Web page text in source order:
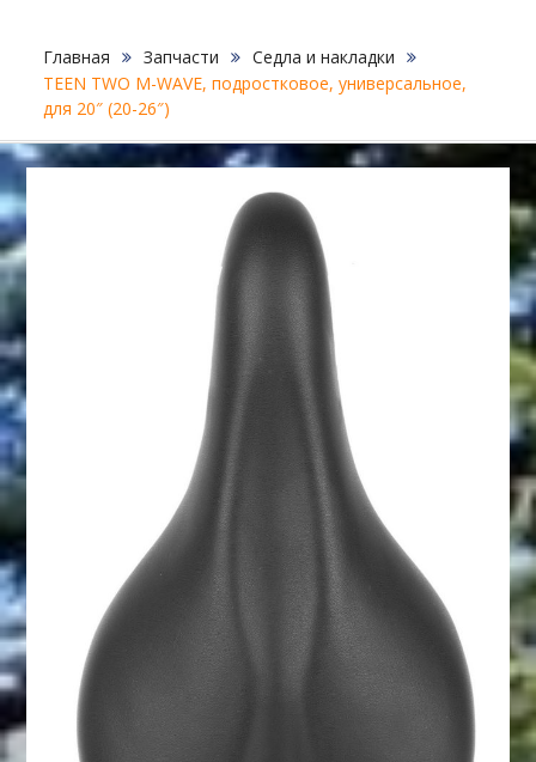
Главная Запчасти
Седла и накладки
TEEN TWO M-WAVE, подростковое, универсальное,
для 20″ (20-26″)